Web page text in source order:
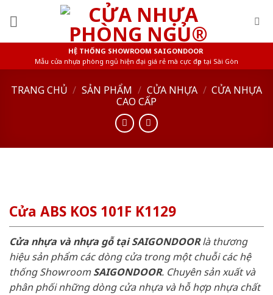
HỆ THỐNG SHOWROOM SAIGONDOOR
Mẫu cửa nhựa phòng ngủ hiện đại giá rẻ mà cực đẹp tại Sài Gòn
TRANG CHỦ / SẢN PHẨM / CỬA NHỰA / CỬA NHỰA
CAO CẤP
Cửa ABS KOS 101F K1129
Cửa nhựa và nhựa gỗ tại SAIGONDOORlà thương
hiệu sản phẩm các dòng cửa trong một chuỗi các hệ
thống ShowroomSAIGONDOOR. Chuyên sản xuất và
phân phối những dòng cửa nhựa và hỗ hợp nhựa chất